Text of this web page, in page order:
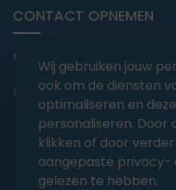
CONTACT OPNEMEN
editorial@equmedia.be
Langendamdreef 22 9880
Wij gebruiken jouw
ook om de diensten
optimaliseren en
personaliseren. Door
klikken of door
aangepaste privacy-
gelezen te hebben.